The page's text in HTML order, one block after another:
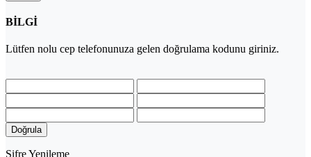
BİLGİ
Lütfen nolu cep telefonunuza gelen doğrulama kodunu giriniz.
Doğrula
Şifre Yenileme